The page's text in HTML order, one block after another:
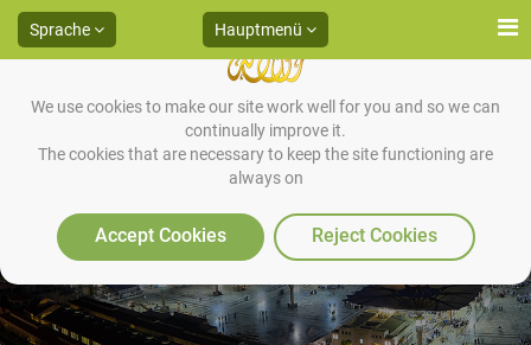
We use cookies to make our site work well for you and so we can
continually improve it.
The cookies that are necessary to keep the site functioning are
always on
Accept Cookies Reject Cookies
Sprache Hauptmenü
Der Schatz